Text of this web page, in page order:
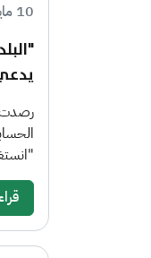
10 مايو 2022
رصدت